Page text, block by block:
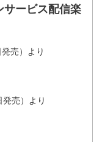
ービス配信楽
売）より
売）より